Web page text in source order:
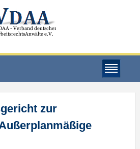
zur